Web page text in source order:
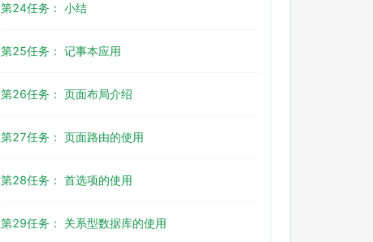
第24任务： 小结
第25任务： 记事本应用
第26任务： 页面布局介绍
第27任务： 页面路由的使用
第28任务： 首选项的使用
第29任务： 关系型数据库的使用